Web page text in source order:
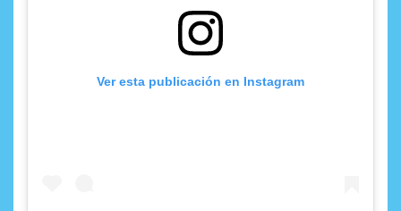
Ver esta publicación en Instagram